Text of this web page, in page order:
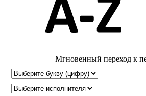
Мгновенный переход к